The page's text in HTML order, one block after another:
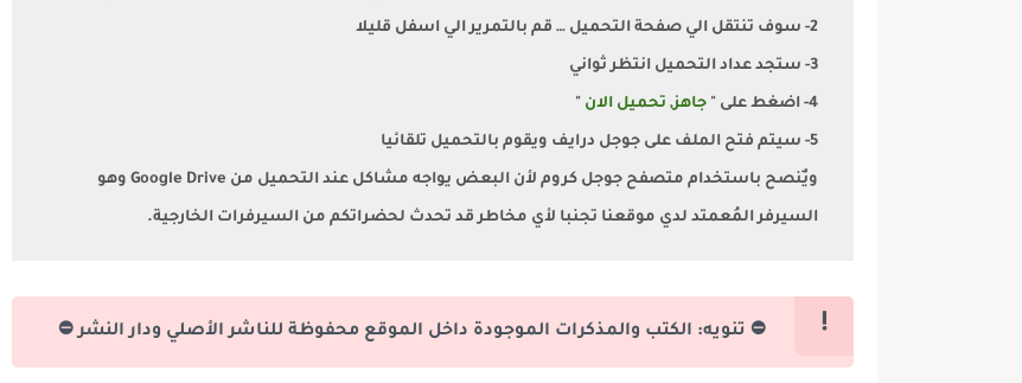
2- سوف تنتقل الي صفحة التحميل … قم بالتمرير الي اسفل قليلا
3- ستجد عداد التحميل انتظر ثواني
4- اضغط على " جاهز, تحميل الان "
5- سيتم فتح الملف على جوجل درايف ويقوم بالتحميل تلقائيا
ويٌنصح باستخدام متصفح جوجل كروم لأن البعض يواجه مشاكل عند التحميل من Google Drive وهو
السيرفر المُعمتد لدي موقعنا تجنبا لأي مخاطر قد تحدث لحضراتكم من السيرفرات الخارجية.
⛔ تنويه: الكتب والمذكرات الموجودة داخل الموقع محفوظة للناشر الأصلي ودار النشر ⛔